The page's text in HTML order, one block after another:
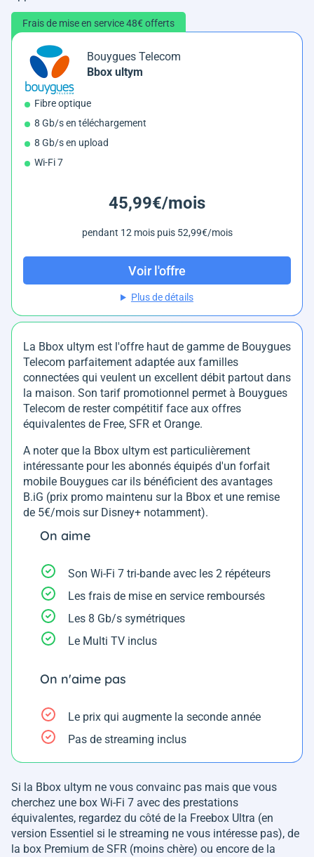
Frais de mise en service 48€ offerts
Bouygues Telecom
Bbox ultym
Fibre optique
8 Gb/s en téléchargement
8 Gb/s en upload
Wi-Fi 7
45,99€/mois
pendant 12 mois puis 52,99€/mois
Voir l'offre
Plus de détails
La Bbox ultym est l'offre haut de gamme de Bouygues
Telecom parfaitement adaptée aux familles
connectées qui veulent un excellent débit partout dans
la maison. Son tarif promotionnel permet à Bouygues
Telecom de rester compétitif face aux offres
équivalentes de Free, SFR et Orange.
A noter que la Bbox ultym est particulièrement
intéressante pour les abonnés équipés d'un forfait
mobile Bouygues car ils bénéficient des avantages
B.iG (prix promo maintenu sur la Bbox et une remise
de 5€/mois sur Disney+ notamment).
On aime
Son Wi-Fi 7 tri-bande avec les 2 répéteurs
Les frais de mise en service remboursés
Les 8 Gb/s symétriques
Le Multi TV inclus
On n'aime pas
Le prix qui augmente la seconde année
Pas de streaming inclus
Si la Bbox ultym ne vous convainc pas mais que vous
cherchez une box Wi-Fi 7 avec des prestations
équivalentes, regardez du côté de la Freebox Ultra (en
version Essentiel si le streaming ne vous intéresse pas), de
la box Premium de SFR (moins chère) ou encore de la